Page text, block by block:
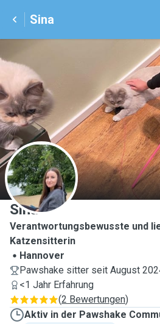
Sina
S
Sina
Verantwortungsbewusste und
Katzensitterin
Hannover
Pawshake sitter seit August
<1 Jahr Erfahrung
(2 Bewertungen)
Aktiv in der Pawshake